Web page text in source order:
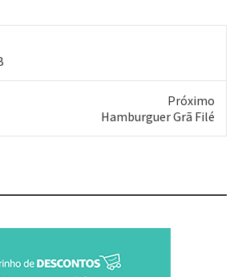
Próximo
Hamburguer Grã Filé